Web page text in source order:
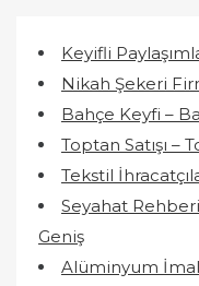
Keyifli
Nikah Şekeri
Bahçe Keyfi –
Toptan Satışı –
Tekstil
Seyahat
Geniş
Alüminyum